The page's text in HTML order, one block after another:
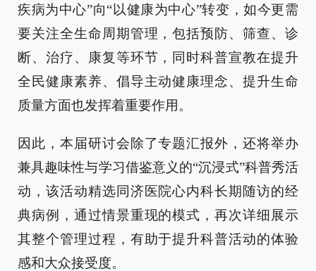
疾病为中心”向“以健康为中心”转变，如今更需
要关注全生命周期管理，包括预防、筛查、诊
断、治疗、康复等环节，同时科普宣教在提升
全民健康素养、倡导主动健康理念、提升生命
质量方面也发挥着重要作用。
因此，本届研讨会除了专题汇报外，还将举办
兼具趣味性与学习借鉴意义的“沉浸式”科普秀活
动，该活动精选同济医院心内科长期随访的经
典病例，通过情景重现的模式，再次详细展示
其整个管理过程，有助于提升科普活动的体验
感和大众接受度。